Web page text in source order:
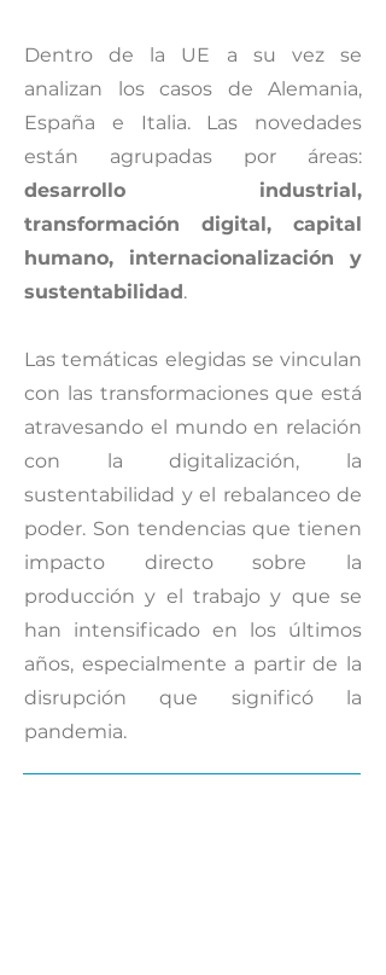
Dentro de la UE a su vez se
analizan los casos de Alemania,
España e Italia. Las novedades
están agrupadas por áreas:
desarrollo industrial,
transformación digital, capital
humano, internacionalización y
sustentabilidad.
Las temáticas elegidas se vinculan
con las transformaciones que está
atravesando el mundo en relación
con la digitalización, la
sustentabilidad y el rebalanceo de
poder. Son tendencias que tienen
impacto directo sobre la
producción y el trabajo y que se
han intensificado en los últimos
años, especialmente a partir de la
disrupción que significó la
pandemia.